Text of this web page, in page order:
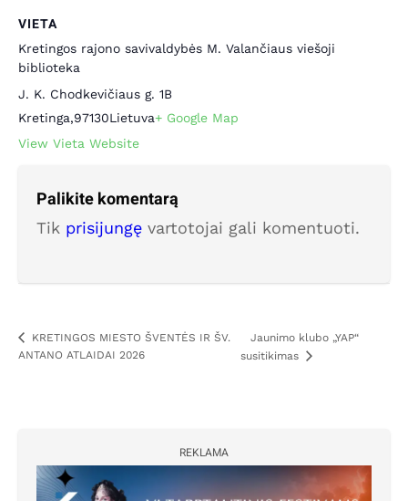
VIETA
Kretingos rajono savivaldybės M. Valančiaus viešoji
biblioteka
J. K. Chodkevičiaus g. 1B
Kretinga,97130Lietuva+ Google Map
View Vieta Website
Palikite komentarą
Tik prisijungę vartotojai gali komentuoti.
KRETINGOS MIESTO ŠVENTĖS IR ŠV.
ANTANO ATLAIDAI 2026
Jaunimo klubo „YAP“
susitikimas
REKLAMA